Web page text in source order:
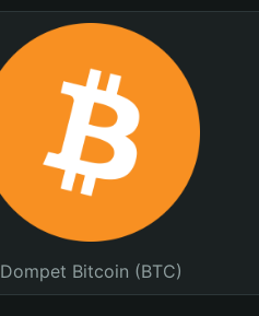
Dompet Bitcoin (BTC)